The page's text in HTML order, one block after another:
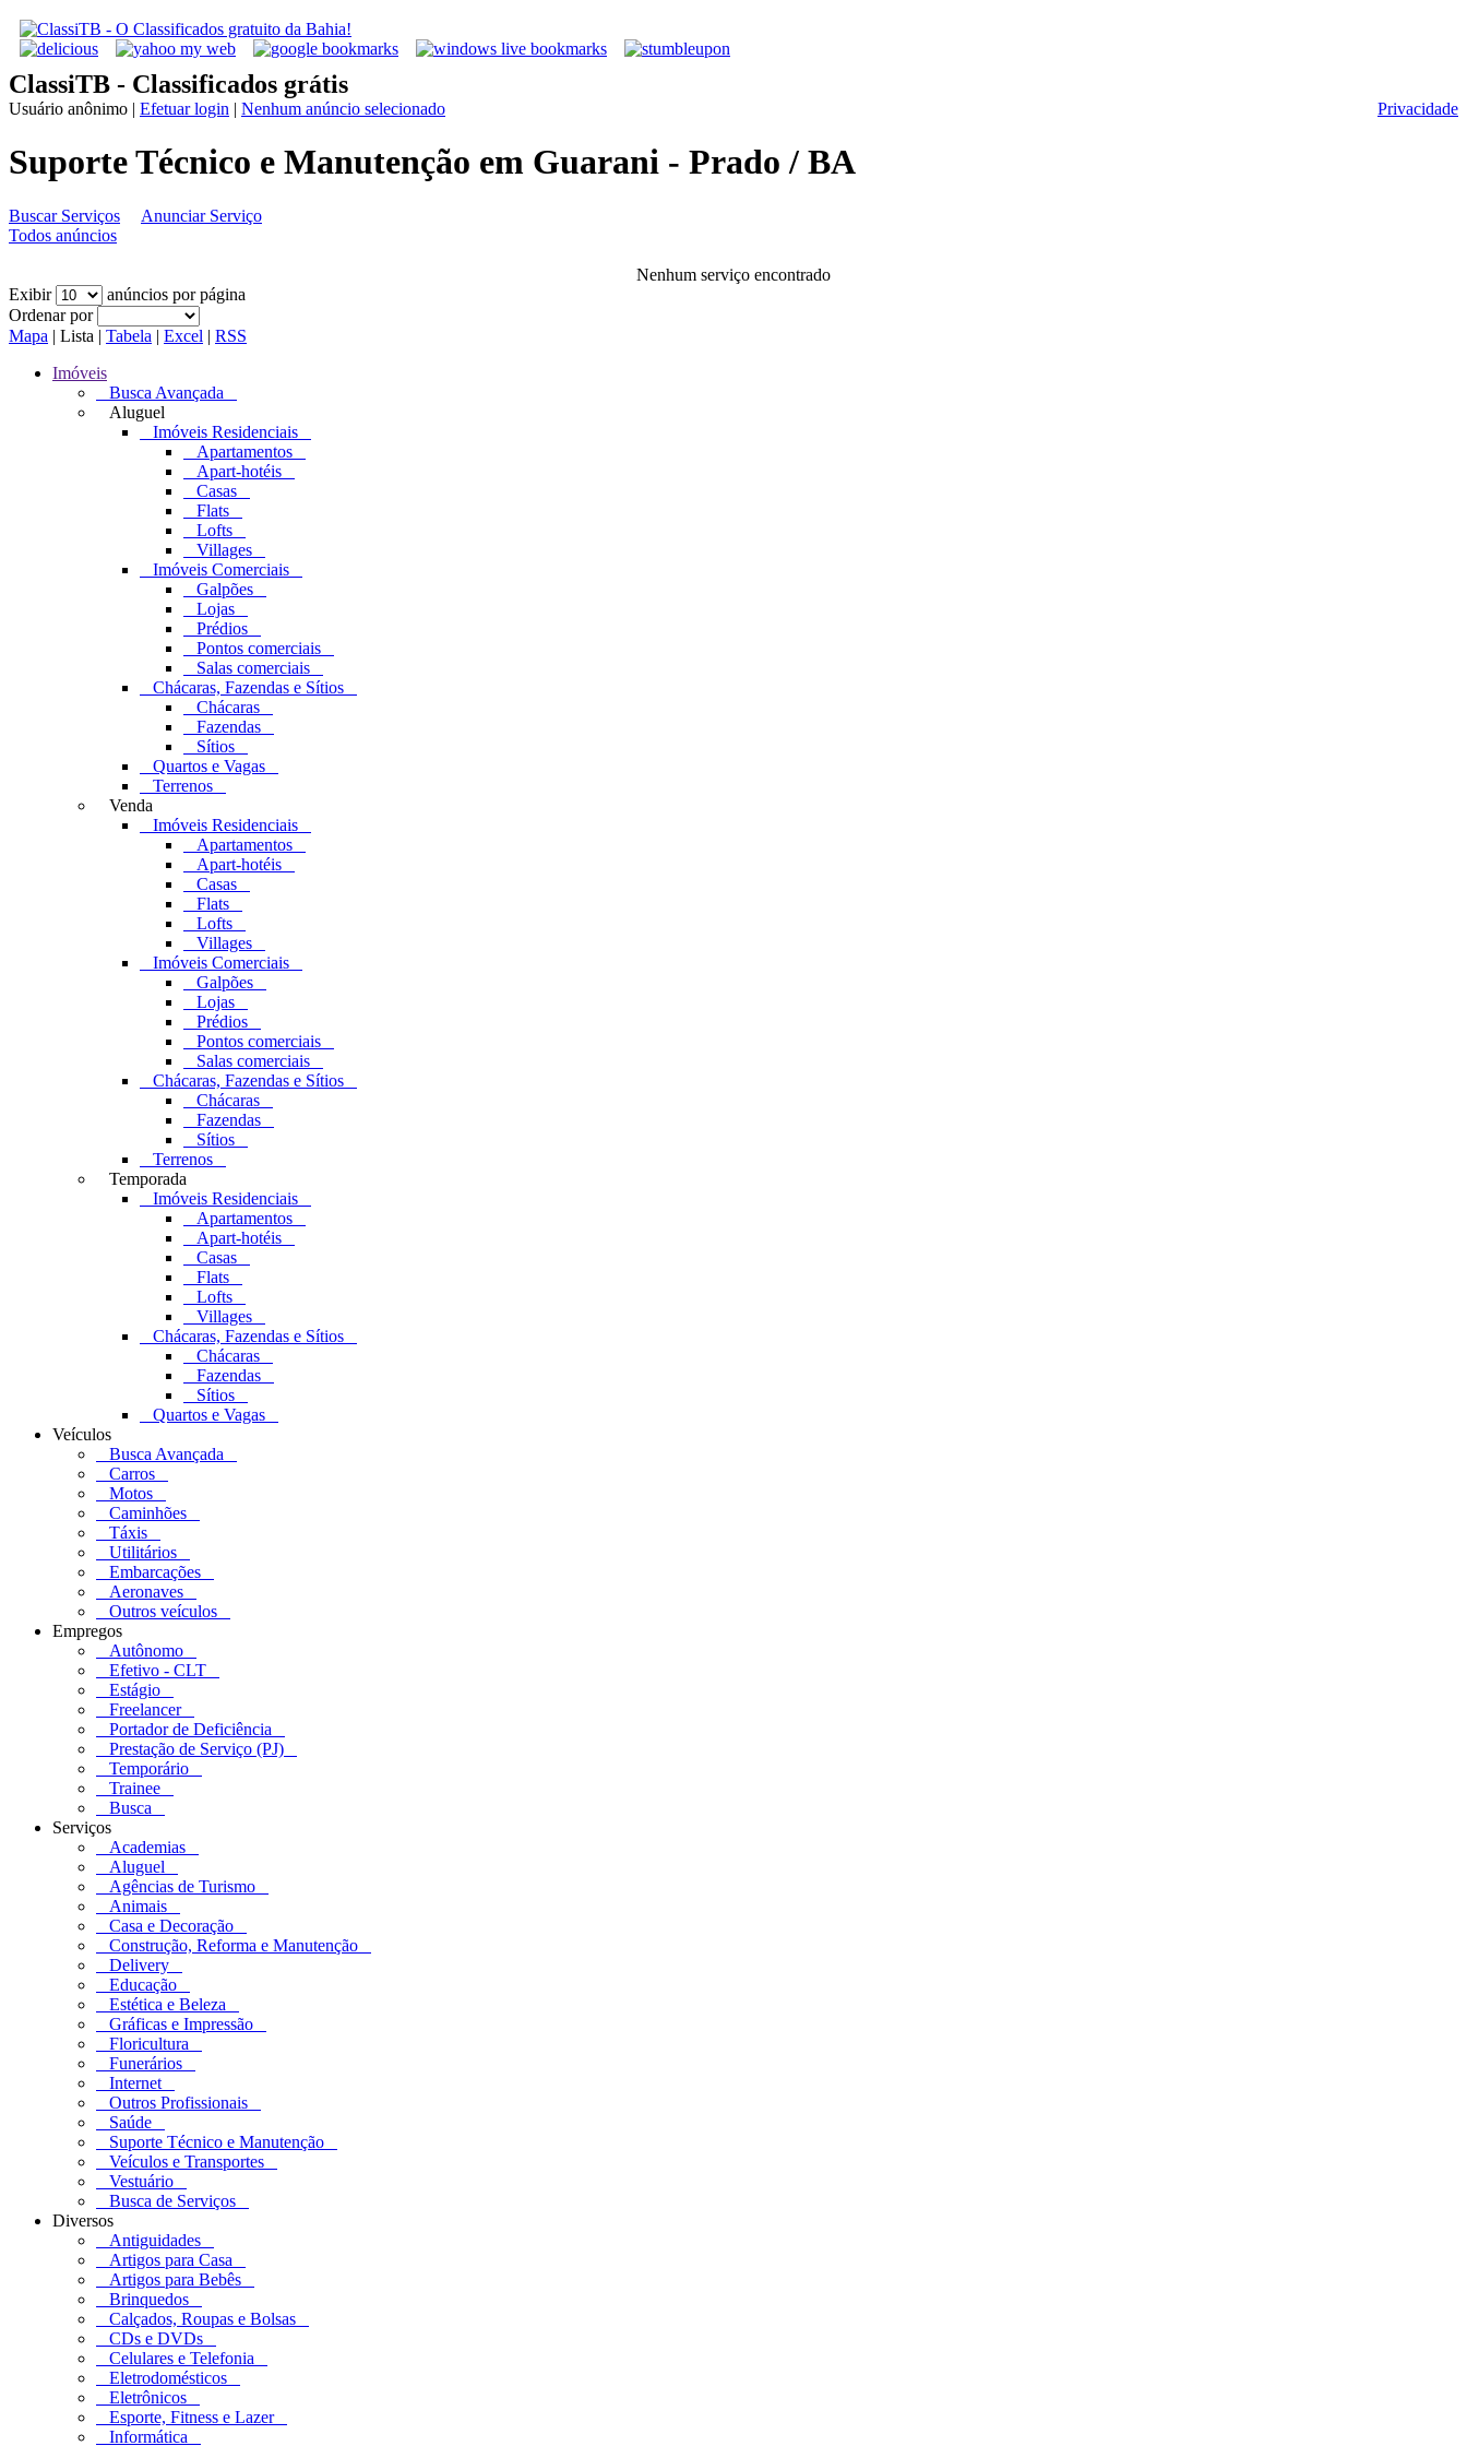
ClassiTB - Classificados grátis
Privacidade
Usuário anônimo | Efetuar login | Nenhum anúncio selecionado
Suporte Técnico e Manutenção em Guarani - Prado / BA
Buscar Serviços
Anunciar Serviço
Todos anúncios
Nenhum serviço encontrado
Exibir
anúncios por página
Ordenar por
Mapa | Lista | Tabela | Excel | RSS
Imóveis
Busca Avançada
Aluguel
Imóveis Residenciais
Apartamentos
Apart-hotéis
Casas
Flats
Lofts
Villages
Imóveis Comerciais
Galpões
Lojas
Prédios
Pontos comerciais
Salas comerciais
Chácaras, Fazendas e Sítios
Chácaras
Fazendas
Sítios
Quartos e Vagas
Terrenos
Venda
Imóveis Residenciais
Apartamentos
Apart-hotéis
Casas
Flats
Lofts
Villages
Imóveis Comerciais
Galpões
Lojas
Prédios
Pontos comerciais
Salas comerciais
Chácaras, Fazendas e Sítios
Chácaras
Fazendas
Sítios
Terrenos
Temporada
Imóveis Residenciais
Apartamentos
Apart-hotéis
Casas
Flats
Lofts
Villages
Chácaras, Fazendas e Sítios
Chácaras
Fazendas
Sítios
Quartos e Vagas
Veículos
Busca Avançada
Carros
Motos
Caminhões
Táxis
Utilitários
Embarcações
Aeronaves
Outros veículos
Empregos
Autônomo
Efetivo - CLT
Estágio
Freelancer
Portador de Deficiência
Prestação de Serviço (PJ)
Temporário
Trainee
Busca
Serviços
Academias
Aluguel
Agências de Turismo
Animais
Casa e Decoração
Construção, Reforma e Manutenção
Delivery
Educação
Estética e Beleza
Gráficas e Impressão
Floricultura
Funerários
Internet
Outros Profissionais
Saúde
Suporte Técnico e Manutenção
Veículos e Transportes
Vestuário
Busca de Serviços
Diversos
Antiguidades
Artigos para Casa
Artigos para Bebês
Brinquedos
Calçados, Roupas e Bolsas
CDs e DVDs
Celulares e Telefonia
Eletrodomésticos
Eletrônicos
Esporte, Fitness e Lazer
Informática